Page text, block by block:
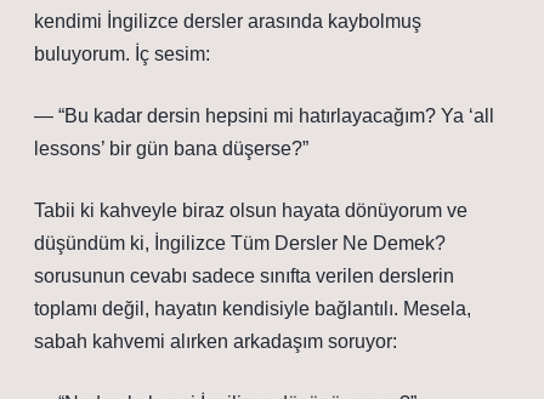
kendimi İngilizce dersler arasında kaybolmuş
buluyorum. İç sesim:
— “Bu kadar dersin hepsini mi hatırlayacağım? Ya ‘all
lessons’ bir gün bana düşerse?”
Tabii ki kahveyle biraz olsun hayata dönüyorum ve
düşündüm ki, İngilizce Tüm Dersler Ne Demek?
sorusunun cevabı sadece sınıfta verilen derslerin
toplamı değil, hayatın kendisiyle bağlantılı. Mesela,
sabah kahvemi alırken arkadaşım soruyor: